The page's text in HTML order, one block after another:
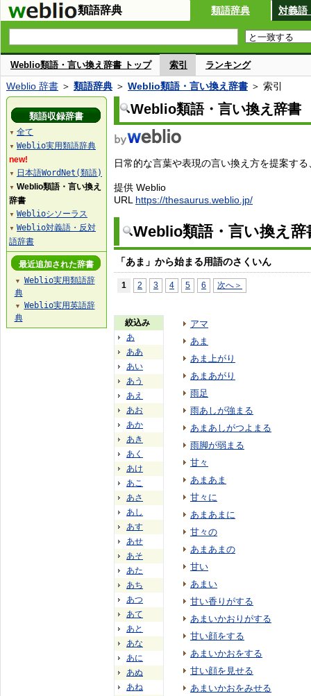
類語辞典 類語辞典 対義語
Weblio類語・言い換え辞書 トップ 索引 ランキング
Weblio 辞書 ＞ 類語辞典 ＞ Weblio類語・言い換え辞書 ＞ 索引
Weblio類語・言い換え辞書
日常的な言葉や表現の言い換え方を提案す
提供 Weblio
URL https://thesaurus.weblio.jp/
Weblio類語・言い換え
「あま」から始まる用語のさくいん
1 2 3 4 5 6 次へ＞
絞込み
あ
ああ
あい
あう
あえ
あお
あか
あき
あく
あけ
あこ
あさ
あし
あす
あせ
あそ
あた
あち
あつ
あて
あと
あな
あに
あぬ
あね
アマ
あま
あま上がり
あまあがり
雨足
雨あしが強まる
あまあしがつよまる
雨脚が弱まる
甘々
あまあま
甘々に
あまあまに
甘々の
あまあまの
甘い
あまい
甘い香りがする
あまいかおりがする
甘い顔をする
あまいかおをする
甘い顔を見せる
あまいかおをみせる
類語収録辞書
▼ 全て
▼ Weblio実用類語辞典
new!
▼ 日本語WordNet(類語)
▼ Weblio類語・言い換え
辞書
▼ Weblioシソーラス
▼ Weblio対義語・反対
語辞書
最近追加された辞書
▼
Weblio実用類語辞
典
▼
Weblio実用英語辞
典